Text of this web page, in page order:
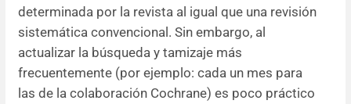
determinada por la revista al igual que una revisión
sistemática convencional. Sin embargo, al
actualizar la búsqueda y tamizaje más
frecuentemente (por ejemplo: cada un mes para
las de la colaboración Cochrane) es poco práctico